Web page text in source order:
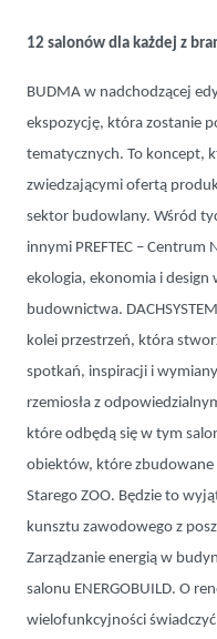
12 salonów dla każdej z
BUDMA w nadchodzącej
ekspozycję, która zostanie
tematycznych. To koncept,
zwiedzającymi ofertą
sektor budowlany. Wśród
innymi PREFTEC –
ekologia, ekonomia i design
budownictwa.
kolei przestrzeń, która
spotkań, inspiracji i
rzemiosła z
które odbędą się w tym
obiektów, które zbudowane
Starego ZOO. Będzie to
kunsztu zawodowego z
Zarządzanie energią w
salonu ENERGOBUILD. O
wielofunkcyjności